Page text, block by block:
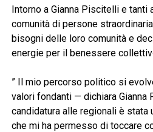
Intorno a Gianna Piscitelli e tanti
comunità di persone
bisogni delle loro comunità e
energie per il benessere
” Il mio percorso politico si
valori fondanti — dichiara Gianna
candidatura alle regionali è stata
che mi ha permesso di toccare